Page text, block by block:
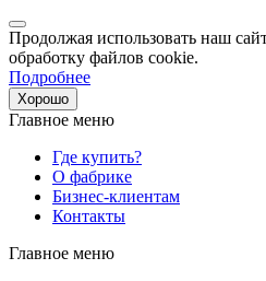
Продолжая использовать наш
обработку файлов cookie.
Подробнее
Хорошо
Главное меню
Где купить?
О фабрике
Бизнес-клиентам
Контакты
Главное меню